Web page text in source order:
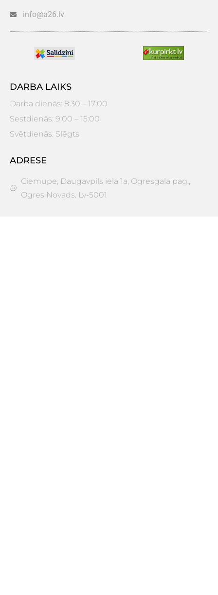
info@a26.lv
DARBA LAIKS
Darba dienās: 8:30 – 17:00
Sestdienās: 9:00 – 15:00
Svētdienās: Slēgts
ADRESE
Ciemupe, Daugavpils iela 1a, Ogresgala pag.,
Ogres Novads. Lv-5001